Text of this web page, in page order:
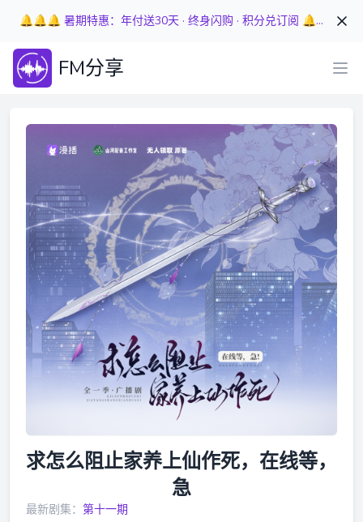
🔔🔔🔔 暑期特惠：年付送30天 · 终身闪购 · 积分兑订阅 🔔🔔🔔
FM分享
求怎么阻止家养上仙作死，在线等，
急
最新剧集： 第十一期